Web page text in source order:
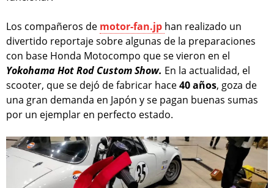
Los compañeros de motor-fan.jp han realizado un
divertido reportaje sobre algunas de la preparaciones
con base Honda Motocompo que se vieron en el
Yokohama Hot Rod Custom Show. En la actualidad, el
scooter, que se dejó de fabricar hace40 años, goza de
una gran demanda en Japón y se pagan buenas sumas
por un ejemplar en perfecto estado.